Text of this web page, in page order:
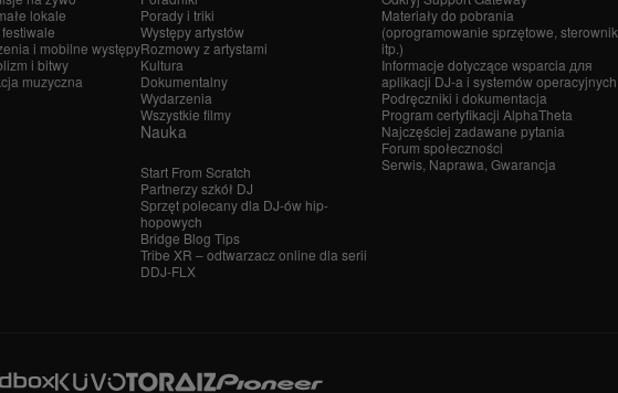
lokale
i mobilne występy
i bitwy
muzyczna
Porady i triki
Występy artystów
Rozmowy z artystami
Kultura
Dokumentalny
Wydarzenia
Wszystkie filmy
Nauka
Start From Scratch
Partnerzy szkół DJ
Sprzęt polecany dla DJ-ów hip-
hopowych
Bridge Blog Tips
Tribe XR – odtwarzacz online dla serii
DDJ-FLX
Materiały do pobrania
(oprogramowanie sprzętowe, sterownik
itp.)
Informacje dotyczące wsparcia для
aplikacji DJ-a i systemów operacyjnych
Podręczniki i dokumentacja
Program certyfikacji AlphaTheta
Najczęściej zadawane pytania
Forum społeczności
Serwis, Naprawa, Gwarancja